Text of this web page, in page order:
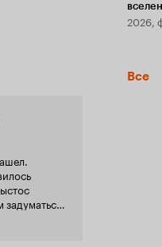
2026,
Все
задуматься